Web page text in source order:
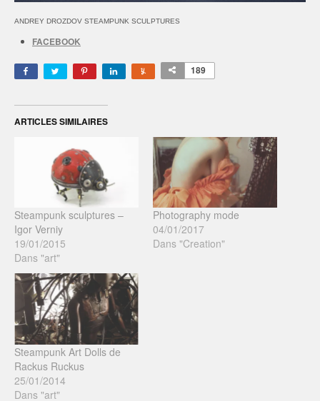
ANDREY DROZDOV STEAMPUNK SCULPTURES
FACEBOOK
189
ARTICLES SIMILAIRES
Steampunk sculptures –
Igor Verniy
19/01/2015
Dans "art"
Photography mode
04/01/2017
Dans "Creation"
Steampunk Art Dolls de
Rackus Ruckus
25/01/2014
Dans "art"